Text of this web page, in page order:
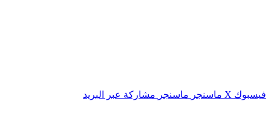
فيسبوك ‫X ماسنجر ماسنجر مشاركة عبر البريد